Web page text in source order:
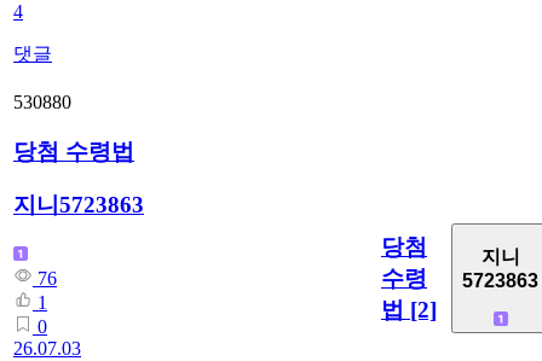
4
댓글
530880
당첨 수령법
지니5723863
76
1
0
26.07.03
당첨
수령
법 [2]
지니
5723863